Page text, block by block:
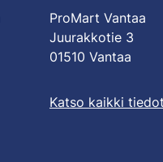
ProMart Vantaa
Juurakkotie 3
01510 Vantaa
Katso kaikki tiedot